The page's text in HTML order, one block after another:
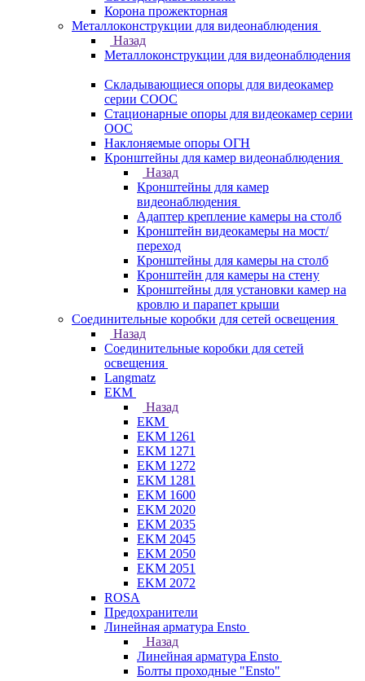
Корона прожекторная
Металлоконструкции для видеонаблюдения
Назад
Металлоконструкции для видеонаблюдения
Складывающиеся опоры для видеокамер
серии СООС
Стационарные опоры для видеокамер серии
ООС
Наклоняемые опоры ОГН
Кронштейны для камер видеонаблюдения
Назад
Кронштейны для камер
видеонаблюдения
Адаптер крепление камеры на столб
Кронштейн видеокамеры на мост/
переход
Кронштейны для камеры на столб
Кронштейн для камеры на стену
Кронштейны для установки камер на
кровлю и парапет крыши
Соединительные коробки для сетей освещения
Назад
Соединительные коробки для сетей
освещения
Langmatz
ЕКМ
Назад
ЕКМ
EKM 1261
EKM 1271
EKM 1272
EKM 1281
EKM 1600
EKM 2020
EKM 2035
EKM 2045
EKM 2050
EKM 2051
EKM 2072
ROSA
Предохранители
Линейная арматура Ensto
Назад
Линейная арматура Ensto
Болты проходные "Ensto"